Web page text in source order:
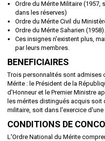
Ordre du Mérite Militaire
dans les réserves)
Ordre du Mérite Civil du
Ordre du Mérite Saharien (1958).
Ces insignes n'existent plus,
par leurs membres.
BENEFICIAIRES
Trois personnalités sont admises
Mérite : le Président de la
d'Honneur et le Premier Ministre
les mérites distingués acquis
militaire, soit dans l'exercice d'une
CONDITIONS DE
L'Ordre National du Mérite